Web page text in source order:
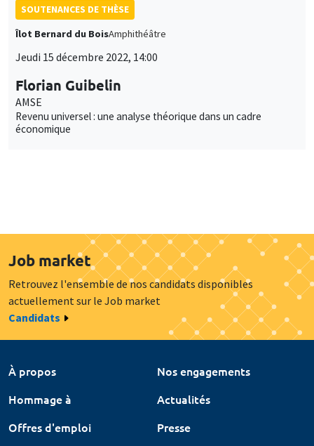
SOUTENANCES DE THÈSE
Îlot Bernard du BoisAmphithéâtre
Jeudi 15 décembre 2022, 14:00
Florian Guibelin
AMSE
Revenu universel : une analyse théorique dans un cadre
économique
Job market
Retrouvez l'ensemble de nos candidats disponibles
actuellement sur le Job market
Candidats
À propos
Nos engagements
Hommage à
Actualités
Offres d'emploi
Presse